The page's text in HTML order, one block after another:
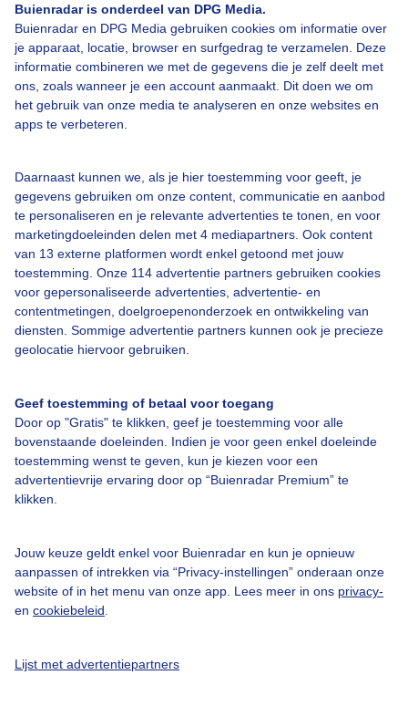
Buienradar is onderdeel van DPG Media.
Buienradar en DPG Media gebruiken cookies om informatie over
je apparaat, locatie, browser en surfgedrag te verzamelen. Deze
informatie combineren we met de gegevens die je zelf deelt met
ons, zoals wanneer je een account aanmaakt. Dit doen we om
het gebruik van onze media te analyseren en onze websites en
apps te verbeteren.
Daarnaast kunnen we, als je hier toestemming voor geeft, je
gegevens gebruiken om onze content, communicatie en aanbod
te personaliseren en je relevante advertenties te tonen, en voor
marketingdoeleinden delen met 4 mediapartners. Ook content
van 13 externe platformen wordt enkel getoond met jouw
toestemming. Onze 114 advertentie partners gebruiken cookies
voor gepersonaliseerde advertenties, advertentie- en
contentmetingen, doelgroepenonderzoek en ontwikkeling van
diensten. Sommige advertentie partners kunnen ook je precieze
geolocatie hiervoor gebruiken.
Geef toestemming of betaal voor toegang
Door op "Gratis" te klikken, geef je toestemming voor alle
bovenstaande doeleinden. Indien je voor geen enkel doeleinde
toestemming wenst te geven, kun je kiezen voor een
advertentievrije ervaring door op “Buienradar Premium” te
klikken.
Jouw keuze geldt enkel voor Buienradar en kun je opnieuw
aanpassen of intrekken via “Privacy-instellingen” onderaan onze
website of in het menu van onze app. Lees meer in ons privacy-
en cookiebeleid
Lijst met advertentiepartners
#blauwelucht Wolken
Een moment geduld aub...
Over Buienradar
Bedrijfsgegevens
Veelgestelde vragen
Toegankelijkheid
Gebruikersvoorwaarden
Adverteren